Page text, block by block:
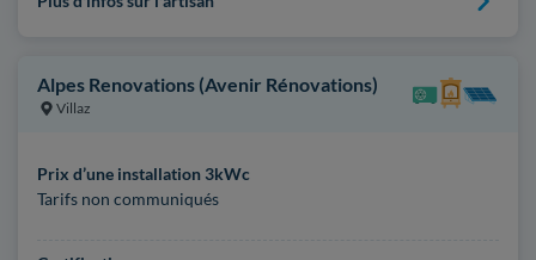
Alpes Renovations (Avenir Rénovations)
Villaz
Prix d’une installation 3kWc
Tarifs non communiqués